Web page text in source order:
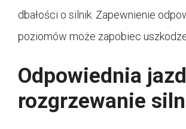
dbałości o silnik. Zapewnienie
poziomów może zapobiec
Odpowiednia
rozgrzewanie